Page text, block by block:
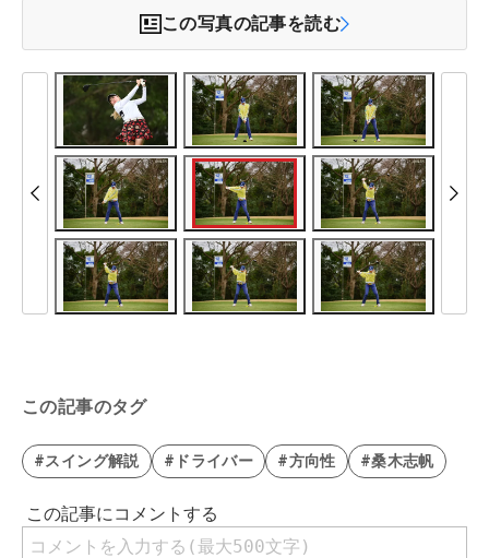
この写真の記事を読む
この記事のタグ
#スイング解説 #ドライバー #方向性 #桑木志帆